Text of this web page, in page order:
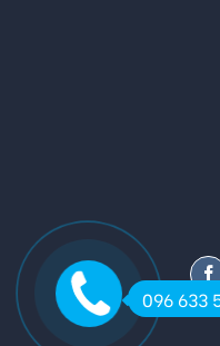
096 633